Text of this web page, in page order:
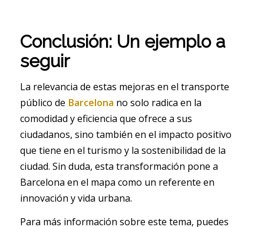
Conclusión: Un ejemplo a
seguir
La relevancia de estas mejoras en el transporte
público de Barcelona no solo radica en la
comodidad y eficiencia que ofrece a sus
ciudadanos, sino también en el impacto positivo
que tiene en el turismo y la sostenibilidad de la
ciudad. Sin duda, esta transformación pone a
Barcelona en el mapa como un referente en
innovación y vida urbana.
Para más información sobre este tema, puedes